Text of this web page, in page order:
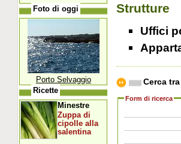
Strutture
Uffici
Cerca
Form di ricerca
Foto di oggi
Porto Selvaggio
Ricette
Minestre
Zuppa di
cipolle alla
salentina